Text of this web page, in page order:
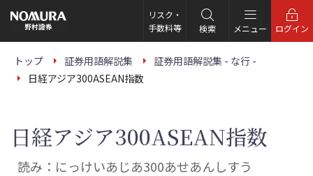
の
ー
リスク・
手数料等
検索 メニュー ログイン
トップ 証券用語解説集
証券用語解説集 - な行 -
日経アジア300ASEAN指数
日経アジア300ASEAN指数
読み：にっけいあじあ300あせあんしすう